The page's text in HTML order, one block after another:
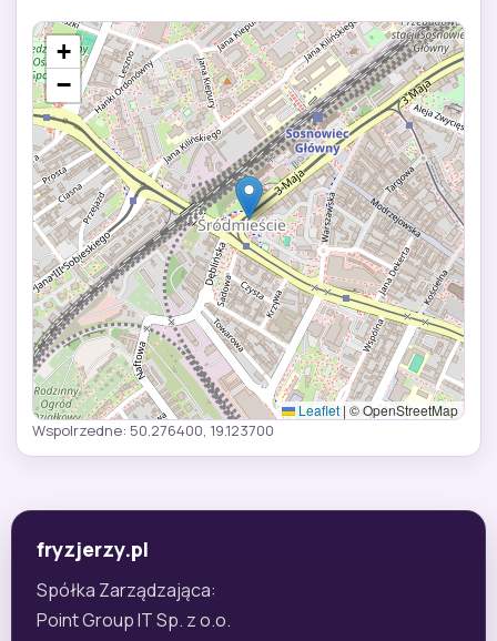
+
−
Leaflet | © OpenStreetMap
Wspolrzedne: 50.276400, 19.123700
fryzjerzy.pl
Spółka Zarządzająca:
Point Group IT Sp. z o.o.